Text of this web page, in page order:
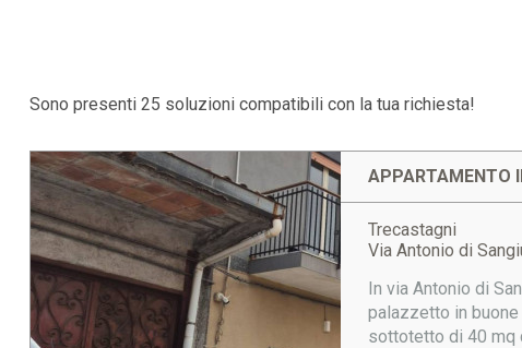
Sono presenti 25 soluzioni compatibili con la tua richiesta!
APPARTAMENTO
Trecastagni
Via Antonio di
In via Antonio di
palazzetto in
sottotetto di 40 mq